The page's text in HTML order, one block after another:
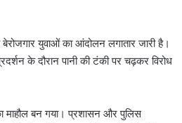
युवाओं का आंदोलन लगातार जारी है।
के दौरान पानी की टंकी पर चढ़कर विरोध
माहौल बन गया। प्रशासन और पुलिस